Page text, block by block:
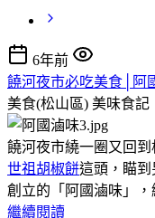
6年前
饒河夜市必吃美食│阿
美食(松山區) 美味食記
饒河夜市繞一圈又回
世祖胡椒餅這頭，瞄到
創立的「阿國滷味」
繼續閱讀